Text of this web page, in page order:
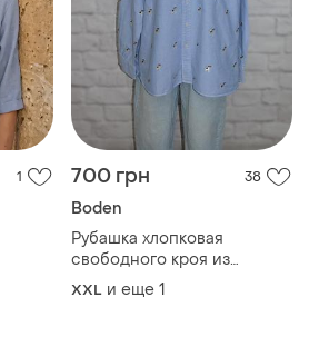
1 700 грн 38
Boden
Рубашка хлопковая
свободного кроя из
вешивкой "песик пес
патрон)" boden
XXL и еще 1